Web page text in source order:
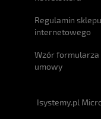
Regulamin sklepu
internetowego
Wzór formularza
umowy
Isystemy.pl